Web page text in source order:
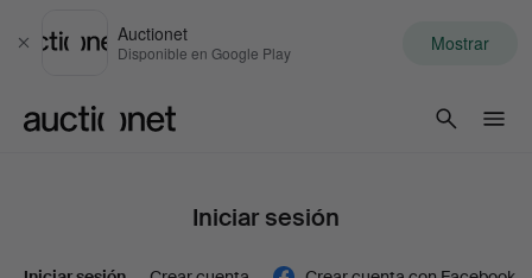
Cerrar
Auctionet
Disponible en Google Play Mostrar
Iniciar sesión